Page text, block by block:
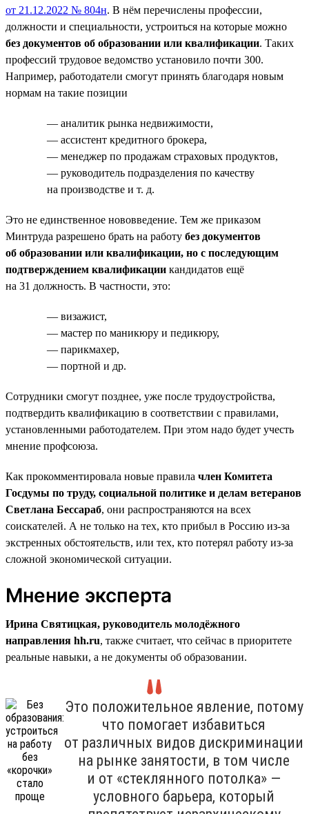
от 21.12.2022 № 804н. В нём перечислены профессии,
должности и специальности, устроиться на которые можно
без документов об образовании или квалификации. Таких
профессий трудовое ведомство установило почти 300.
Например, работодатели смогут принять благодаря новым
нормам на такие позиции
— аналитик рынка недвижимости,
— ассистент кредитного брокера,
— менеджер по продажам страховых продуктов,
— руководитель подразделения по качеству
на производстве и т. д.
Это не единственное нововведение. Тем же приказом
Минтруда разрешено брать на работу без документов
об образовании или квалификации, но с последующим
подтверждением квалификации кандидатов ещё
на 31 должность. В частности, это:
— визажист,
— мастер по маникюру и педикюру,
— парикмахер,
— портной и др.
Сотрудники смогут позднее, уже после трудоустройства,
подтвердить квалификацию в соответствии с правилами,
установленными работодателем. При этом надо будет учесть
мнение профсоюза.
Как прокомментировала новые правила член Комитета
Госдумы по труду, социальной политике и делам ветеранов
Светлана Бессараб, они распространяются на всех
соискателей. А не только на тех, кто прибыл в Россию из-за
экстренных обстоятельств, или тех, кто потерял работу из-за
сложной экономической ситуации.
Мнение эксперта
Ирина Святицкая, руководитель молодёжного
направления hh.ru, также считает, что сейчас в приоритете
реальные навыки, а не документы об образовании.
Это положительное явление, потому
что помогает избавиться
от различных видов дискриминации
на рынке занятости, в том числе
и от «стеклянного потолка» —
условного барьера, который